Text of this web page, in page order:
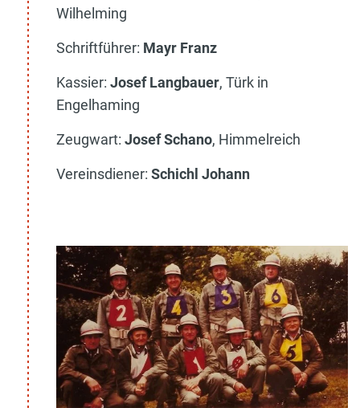
Wilhelming
Schriftführer: Mayr Franz
Kassier: Josef Langbauer, Türk in
Engelhaming
Zeugwart: Josef Schano, Himmelreich
Vereinsdiener: Schichl Johann